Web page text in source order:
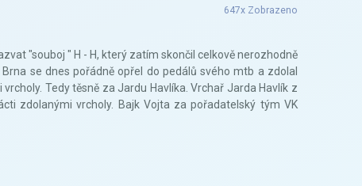
647x Zobrazeno
"souboj " H - H, který zatím skončil celkově nerozhodně
se dnes pořádně opřel do pedálů svého mtb a zdolal
Tedy těsně za Jardu Havlíka. Vrchař Jarda Havlík z
zdolanými vrcholy. Bajk Vojta za pořadatelský tým VK